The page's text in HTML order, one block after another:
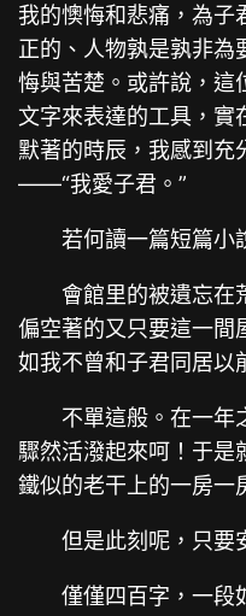
我的懊悔和悲痛，為子
正的、人物孰是孰非
悔與苦楚。或許說，這
文字來表達的工具，實
默著的時辰，我感到充
——“我愛子君。”
若何讀一篇短篇小
會館里的被遺忘在
偏空著的又只要這一間
如我不曾和子君同居以
不單這般。在一年
驟然活潑起來呵！于是
鐵似的老干上的一房一
但是此刻呢，只要
僅僅四百字，一段